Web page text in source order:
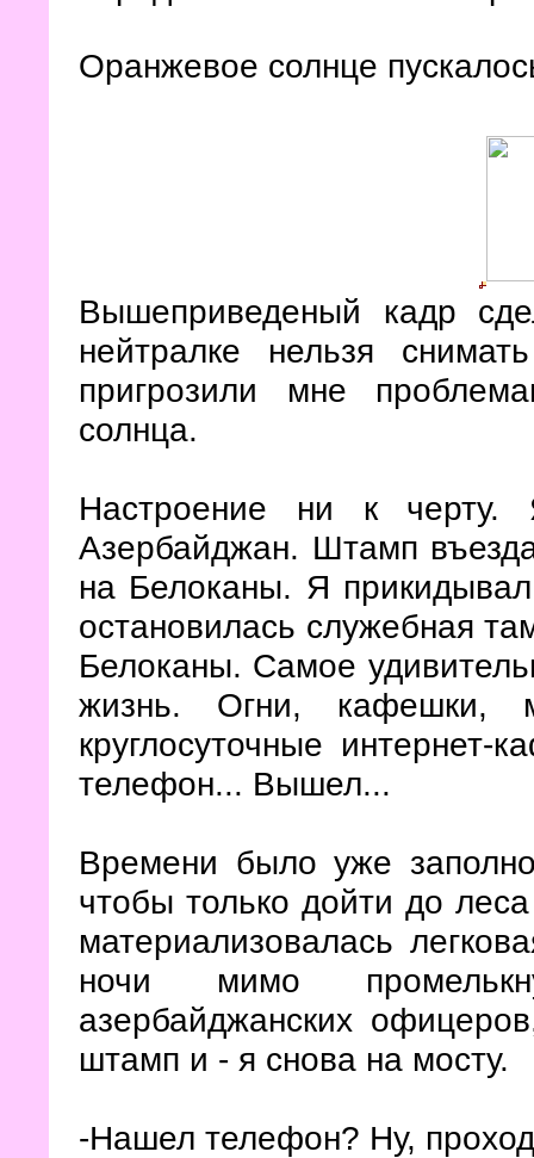
Оранжевое солнце
Вышеприведеный кадр
нейтралке нельзя
пригрозили мне
солнца.
Настроение ни к черту.
Азербайджан. Штамп
на Белоканы. Я
остановилась служебная
Белоканы. Самое
жизнь. Огни, кафешки,
круглосуточные
телефон... Вышел...
Времени было уже
чтобы только дойти до
материализовалась
ночи мимо
азербайджанских
штамп и - я снова на мосту.
-Нашел телефон? Ну,